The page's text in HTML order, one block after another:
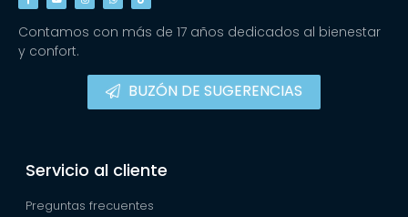
Contamos con más de 17 años dedicados al bienestar
y confort.
BUZÓN DE SUGERENCIAS
Servicio al cliente
Preguntas frecuentes